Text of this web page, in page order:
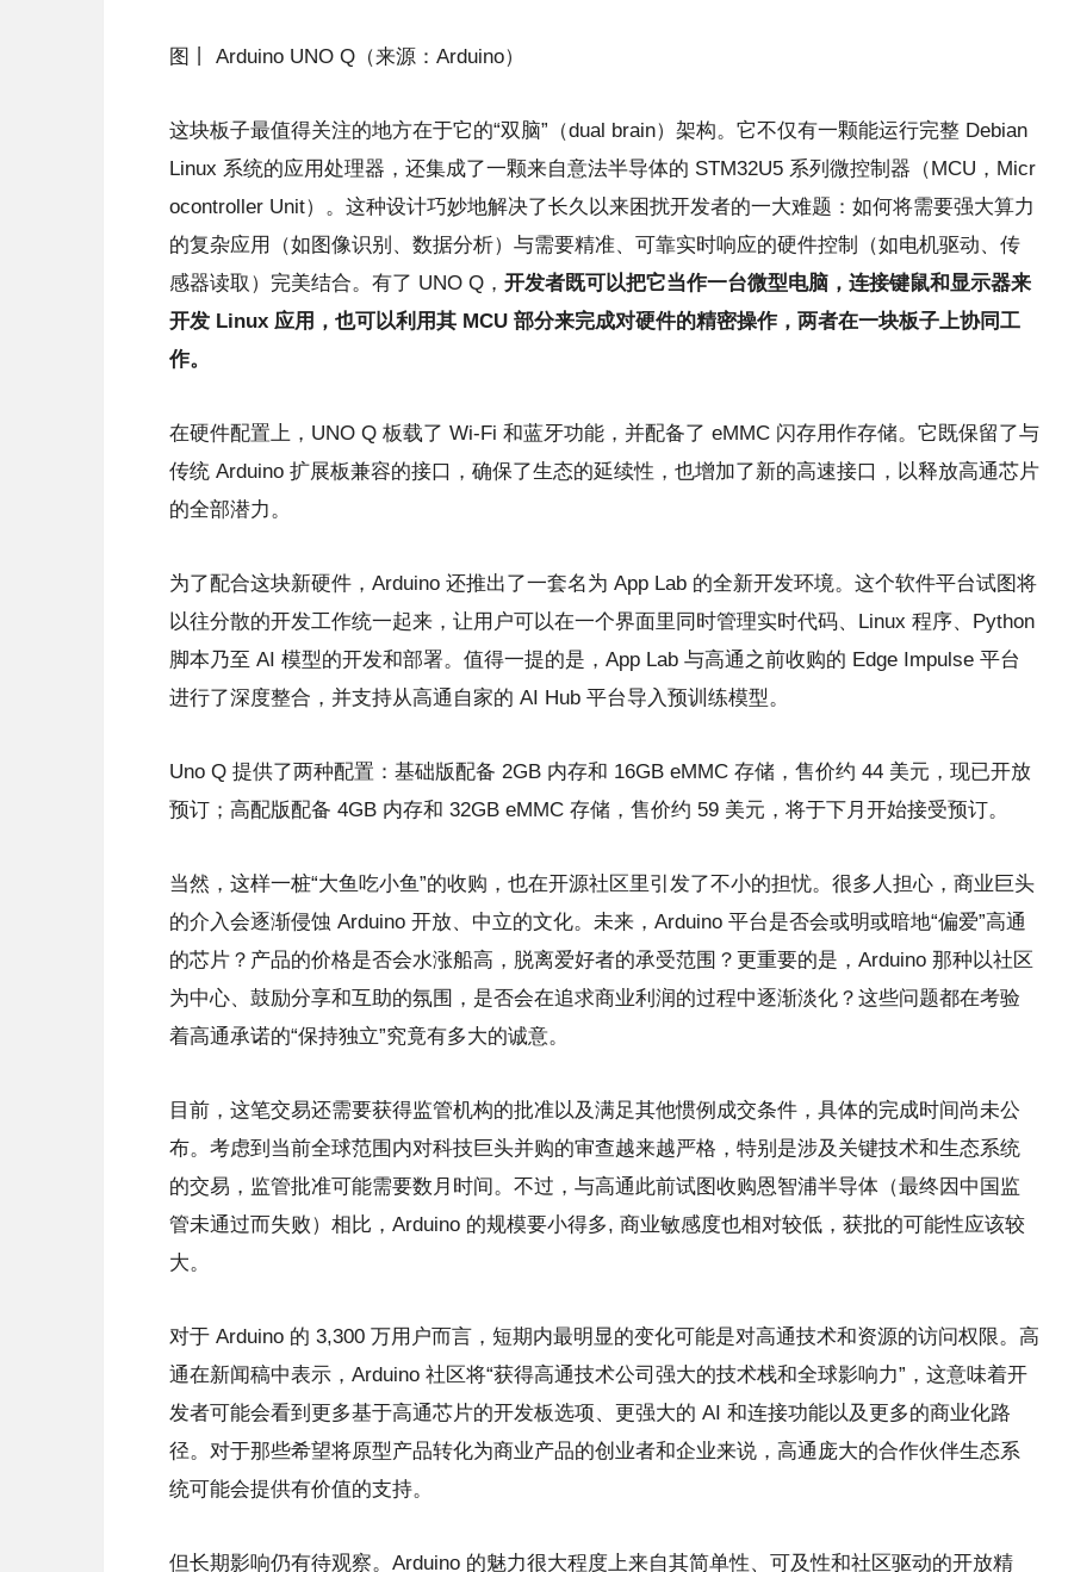
图丨 Arduino UNO Q（来源：Arduino）
这块板子最值得关注的地方在于它的“双脑”（dual brain）架构。它不仅有一颗能运行完整 Debian
Linux 系统的应用处理器，还集成了一颗来自意法半导体的 STM32U5 系列微控制器（MCU，Micr
ocontroller Unit）。这种设计巧妙地解决了长久以来困扰开发者的一大难题：如何将需要强大算力
的复杂应用（如图像识别、数据分析）与需要精准、可靠实时响应的硬件控制（如电机驱动、传
感器读取）完美结合。有了 UNO Q， 开发者既可以把它当作一台微型电脑，连接键鼠和显示器来
开发 Linux 应用，也可以利用其 MCU 部分来完成对硬件的精密操作，两者在一块板子上协同工
作。
在硬件配置上，UNO Q 板载了 Wi-Fi 和蓝牙功能，并配备了 eMMC 闪存用作存储。它既保留了与
传统 Arduino 扩展板兼容的接口，确保了生态的延续性，也增加了新的高速接口，以释放高通芯片
的全部潜力。
为了配合这块新硬件，Arduino 还推出了一套名为 App Lab 的全新开发环境。这个软件平台试图将
以往分散的开发工作统一起来，让用户可以在一个界面里同时管理实时代码、Linux 程序、Python
脚本乃至 AI 模型的开发和部署。值得一提的是，App Lab 与高通之前收购的 Edge Impulse 平台
进行了深度整合，并支持从高通自家的 AI Hub 平台导入预训练模型。
Uno Q 提供了两种配置：基础版配备 2GB 内存和 16GB eMMC 存储，售价约 44 美元，现已开放
预订；高配版配备 4GB 内存和 32GB eMMC 存储，售价约 59 美元，将于下月开始接受预订。
当然，这样一桩“大鱼吃小鱼”的收购，也在开源社区里引发了不小的担忧。很多人担心，商业巨头
的介入会逐渐侵蚀 Arduino 开放、中立的文化。未来，Arduino 平台是否会或明或暗地“偏爱”高通
的芯片？产品的价格是否会水涨船高，脱离爱好者的承受范围？更重要的是，Arduino 那种以社区
为中心、鼓励分享和互助的氛围，是否会在追求商业利润的过程中逐渐淡化？这些问题都在考验
着高通承诺的“保持独立”究竟有多大的诚意。
目前，这笔交易还需要获得监管机构的批准以及满足其他惯例成交条件，具体的完成时间尚未公
布。考虑到当前全球范围内对科技巨头并购的审查越来越严格，特别是涉及关键技术和生态系统
的交易，监管批准可能需要数月时间。不过，与高通此前试图收购恩智浦半导体（最终因中国监
管未通过而失败）相比，Arduino 的规模要小得多, 商业敏感度也相对较低，获批的可能性应该较
大。
对于 Arduino 的 3,300 万用户而言，短期内最明显的变化可能是对高通技术和资源的访问权限。高
通在新闻稿中表示，Arduino 社区将“获得高通技术公司强大的技术栈和全球影响力”，这意味着开
发者可能会看到更多基于高通芯片的开发板选项、更强大的 AI 和连接功能以及更多的商业化路
径。对于那些希望将原型产品转化为商业产品的创业者和企业来说，高通庞大的合作伙伴生态系
统可能会提供有价值的支持。
但长期影响仍有待观察。Arduino 的魅力很大程度上来自其简单性、可及性和社区驱动的开放精